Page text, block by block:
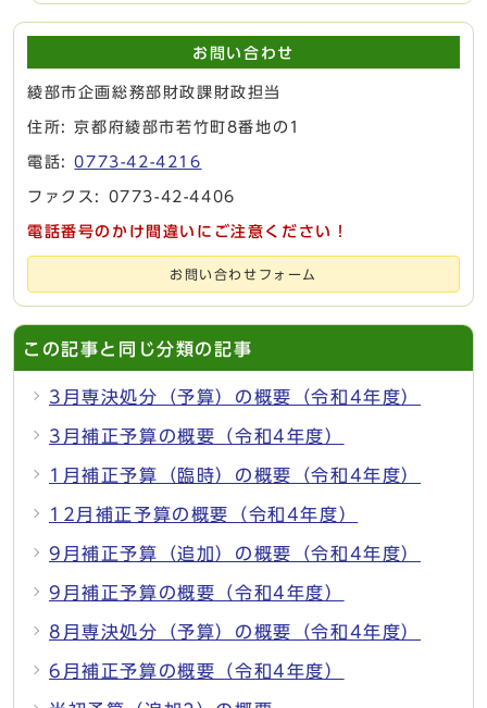
お問い合わせ
綾部市企画総務部財政課財政担当
住所: 京都府綾部市若竹町8番地の1
電話:0773-42-4216
ファクス: 0773-42-4406
電話番号のかけ間違いにご注意ください！
お問い合わせフォーム
この記事と同じ分類の記事
3月専決処分（予算）の概要（令和4年度）
3月補正予算の概要（令和4年度）
1月補正予算（臨時）の概要（令和4年度）
12月補正予算の概要（令和4年度）
9月補正予算（追加）の概要（令和4年度）
9月補正予算の概要（令和4年度）
8月専決処分（予算）の概要（令和4年度）
6月補正予算の概要（令和4年度）